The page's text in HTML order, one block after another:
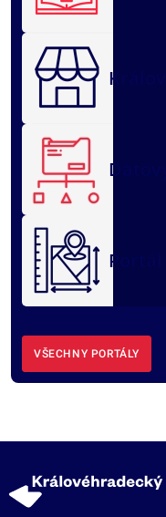
VŠECHNY PORTÁLY